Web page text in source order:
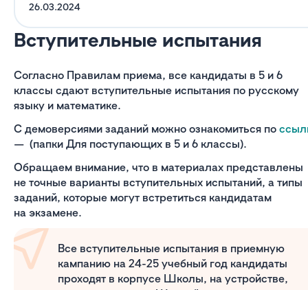
26.03.2024
Вступительные испытания
Согласно Правилам приема, все кандидаты в 5 и 6
классы сдают вступительные испытания по русскому
языку и математике.
С демоверсиями заданий можно ознакомиться по
— (папки Для поступающих в 5 и 6 классы).
Обращаем внимание, что в материалах представлены
не точные варианты вступительных испытаний, а типы
заданий, которые могут встретиться кандидатам
на экзамене.
Все вступительные испытания в приемную
кампанию на 24-25 учебный год кандидаты
проходят в корпусе Школы, на устройстве,